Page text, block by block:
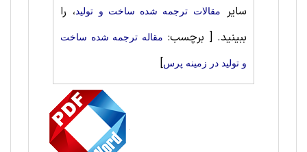
سایر
مقالات ترجمه شده ساخت‌ و تولید، را
ببینید.[ برچسب: مقاله ترجمه شده ساخت‌
و تولید در زمینه پرس]